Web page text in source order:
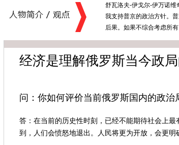
舒瓦洛夫-伊戈尔-伊万诺维
我支持普京的政治方针。
后果。如果不综合考虑所
经济是理解俄罗斯当今政
问：你如何评价当前俄罗斯国内的政治
答：在当前的历史性时刻，已经不能期待社会上
到，人们会愤怒地退出。人民将更为开放，会更明